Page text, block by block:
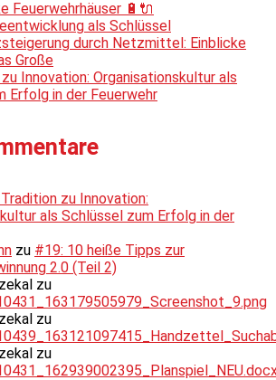
Feuerwehrhäuser 🔋🔌
als Schlüssel
durch Netzmittel: Einblicke
Große
Innovation: Organisationskultur als
Erfolg in der Feuerwehr
zu Innovation:
als Schlüssel zum Erfolg in der
zu #19: 10 heiße Tipps zur
2.0 (Teil 2)
zu
zu
zu